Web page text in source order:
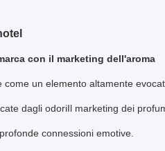
con il marketing dell'aroma
un elemento altamente
dagli odoriIl marketing dei
connessioni emotive.